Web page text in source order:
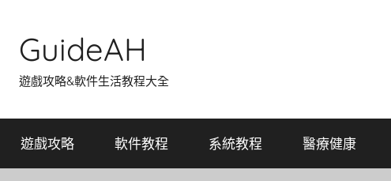
content
GuideAH
遊戲攻略&軟件生活教程大全
遊戲攻略 軟件教程 系統教程 醫療健康